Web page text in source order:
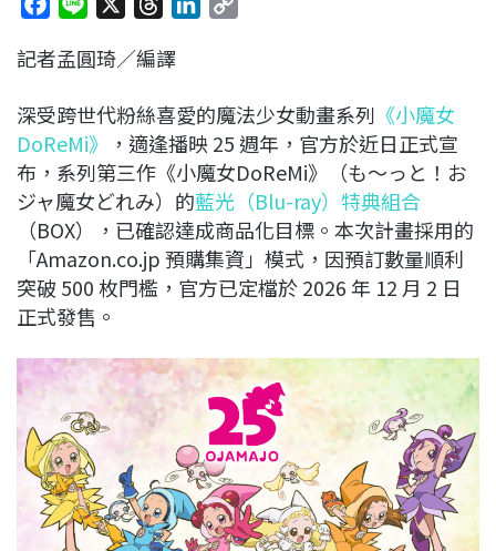
c
b
o
o
k
n
r
a
d
s
e
d
I
n
L
i
n
記者孟圓琦／編譯
深受跨世代粉絲喜愛的魔法少女動畫系列 《小魔女
DoReMi》
，適逢播映 25 週年，官方於近日正式宣
布，系列第三作《小魔女DoReMi》（も～っと！お
ジャ魔女どれみ）的藍光（Blu-ray）特典組合
（BOX），已確認達成商品化目標。本次計畫採用的
「Amazon.co.jp 預購集資」模式，因預訂數量順利
突破 500 枚門檻，官方已定檔於 2026 年 12 月 2 日
正式發售。